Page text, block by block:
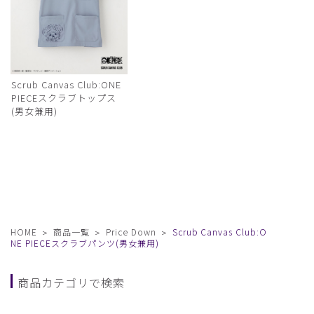
Scrub Canvas Club:ONE
PIECEスクラブトップス
(男女兼用)
HOME 商品一覧 Price Down
Scrub Canvas Club:O
NE PIECEスクラブパンツ(男女兼用)
商品カテゴリで検索